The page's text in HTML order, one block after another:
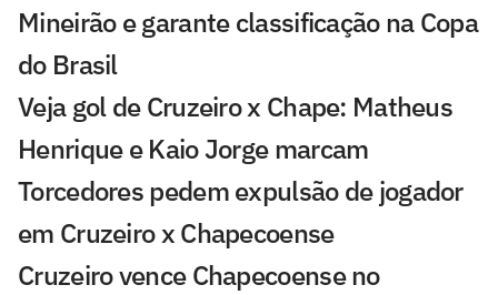
Mineirão e garante classificação na Copa
do Brasil
Veja gol de Cruzeiro x Chape: Matheus
Henrique e Kaio Jorge marcam
Torcedores pedem expulsão de jogador
em Cruzeiro x Chapecoense
Cruzeiro vence Chapecoense no